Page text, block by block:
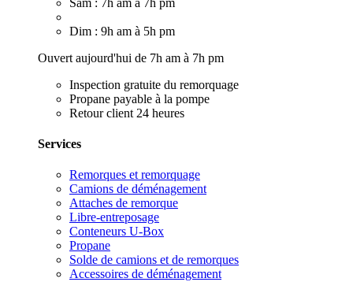
Dim : 9h am à 5h pm
Ouvert aujourd'hui de 7h am à 7h pm
Inspection gratuite du remorquage
Propane payable à la pompe
Retour client 24 heures
Services
Remorques et remorquage
Camions de déménagement
Attaches de remorque
Libre-entreposage
Conteneurs U-Box
Propane
Solde de camions et de remorques
Accessoires de déménagement